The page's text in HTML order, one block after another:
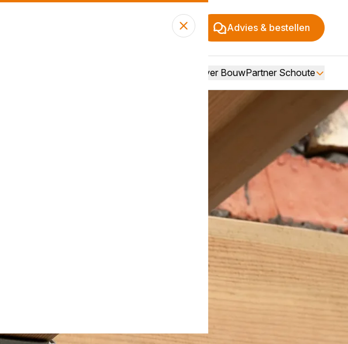
Advies & bestellen
Over BouwPartner Schoute